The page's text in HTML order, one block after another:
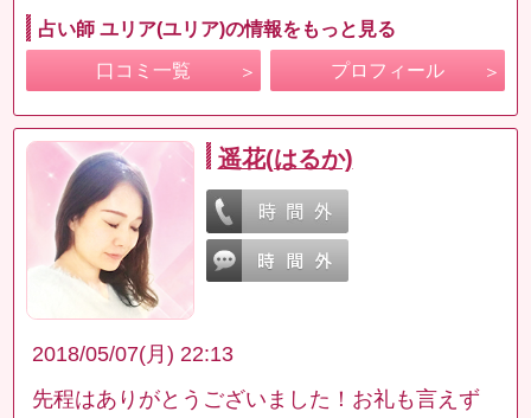
占い師 ユリア(ユリア)の情報をもっと見る
口コミ一覧 プロフィール
遥花(はるか)
2018/05/07(月) 22:13
先程はありがとうございました！お礼も言えず